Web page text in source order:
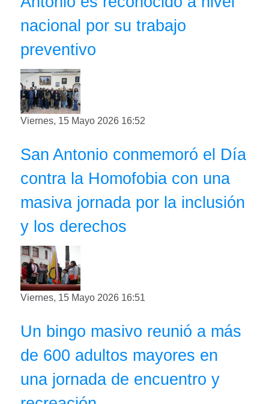
nacional por su trabajo
preventivo
Viernes, 15 Mayo 2026 16:52
San Antonio conmemoró el Día
contra la Homofobia con una
masiva jornada por la inclusión
y los derechos
Viernes, 15 Mayo 2026 16:51
Un bingo masivo reunió a más
de 600 adultos mayores en
una jornada de encuentro y